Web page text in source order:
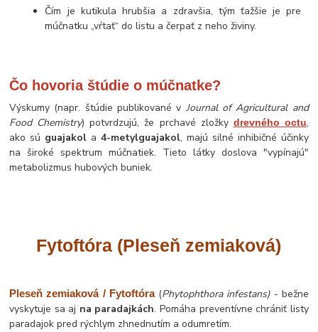
Čím je kutikula hrubšia a zdravšia, tým ťažšie je pre
múčnatku „vŕtať“ do listu a čerpať z neho živiny.
Čo hovoria štúdie o múčnatke?
Výskumy (napr. štúdie publikované v Journal of Agricultural and
Food Chemistry) potvrdzujú, že prchavé zložky drevného octu,
ako sú guajakol a 4-metylguajakol, majú silné inhibičné účinky
na široké spektrum múčnatiek. Tieto látky doslova "vypínajú"
metabolizmus hubových buniek.
Fytoftóra (Pleseň zemiaková)
Pleseň zemiaková / Fytoftóra(Phytophthora infestans)- bežne
vyskytuje sa aj na paradajkách. Pomáha preventívne chrániť listy
paradajok pred rýchlym zhnednutím a odumretím.